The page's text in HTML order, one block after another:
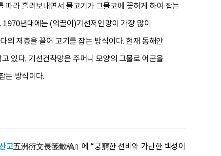
라 흘려보내면서 물고기가 그물코에 꽂히게 하여 잡는
년대에는 (외끌이)기선저인망이 가장 많이
의 저층을 끌어 고기를 잡는 방식이다. 현재 동해안
있다. 기선건착망은 주머니 모양의 그물로 어군을
는 방식이다.
고五洲衍文長箋散稿』에 “궁窮한 선비와 가난한 백성이